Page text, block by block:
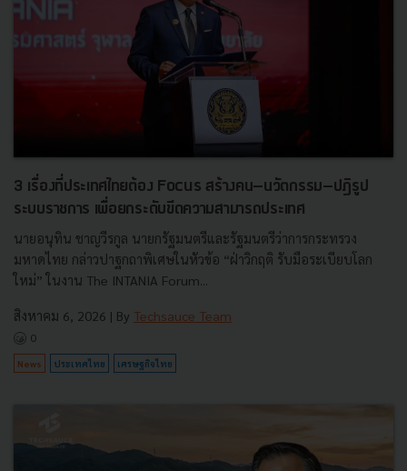
3 เรื่องที่ประเทศไทยต้อง Focus สร้างคน–นวัตกรรม–ปฏิรูป
ระบบราชการ เพื่อยกระดับขีดความสามารถประเทศ
นายอนุทิน ชาญวีรกูล นายกรัฐมนตรีและรัฐมนตรีว่าการกระทรวง
มหาดไทย กล่าวปาฐกถาพิเศษในหัวข้อ “ฝ่าวิกฤติ รับมือระเบียบโลก
ใหม่” ในงาน The INTANIA Forum...
สิงหาคม 6, 2026 | By Techsauce Team
0
News ประเทศไทย เศรษฐกิจไทย